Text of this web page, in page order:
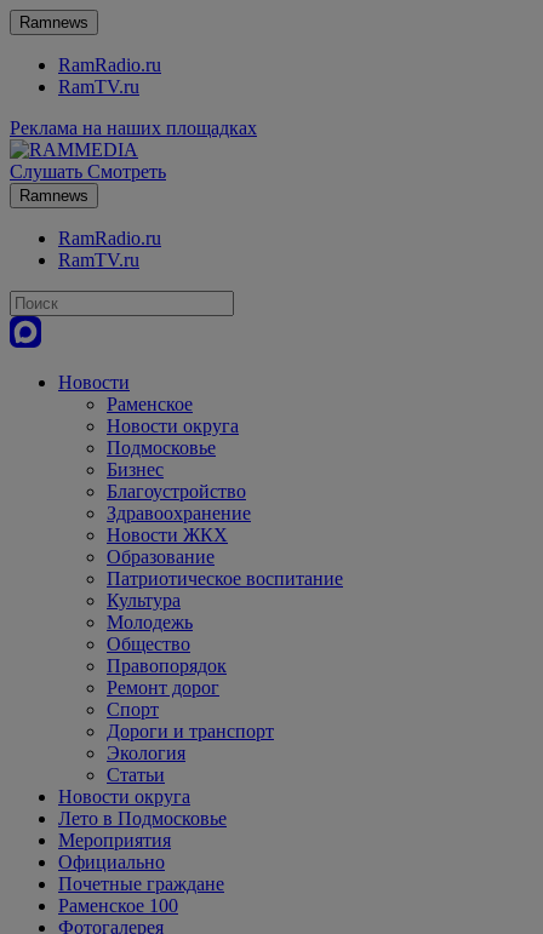
Ramnews
RamRadio.ru
RamTV.ru
Реклама на наших площадках
Слушать Смотреть
Ramnews
RamRadio.ru
RamTV.ru
Новости
Раменское
Новости округа
Подмосковье
Бизнес
Благоустройство
Здравоохранение
Новости ЖКХ
Образование
Патриотическое воспитание
Культура
Молодежь
Общество
Правопорядок
Ремонт дорог
Спорт
Дороги и транспорт
Экология
Статьи
Новости округа
Лето в Подмосковье
Мероприятия
Официально
Почетные граждане
Раменское 100
Фотогалерея